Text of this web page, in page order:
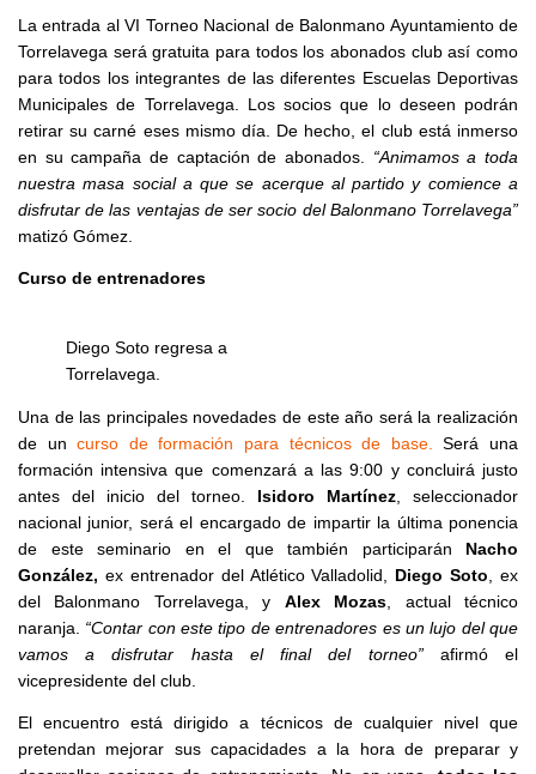
La entrada al VI Torneo Nacional de Balonmano Ayuntamiento de
Torrelavega será gratuita para todos los abonados club así como
para todos los integrantes de las diferentes Escuelas Deportivas
Municipales de Torrelavega. Los socios que lo deseen podrán
retirar su carné eses mismo día. De hecho, el club está inmerso
en su campaña de captación de abonados. “Animamos a toda
nuestra masa social a que se acerque al partido y comience a
disfrutar de las ventajas de ser socio del Balonmano Torrelavega”
matizó Gómez.
Curso de entrenadores
Diego Soto regresa a
Torrelavega.
Una de las principales novedades de este año será la realización
de uncurso de formación para técnicos de base.
Será una
formación intensiva que comenzará a las 9:00 y concluirá justo
antes del inicio del torneo. Isidoro Martínez , seleccionador
nacional junior, será el encargado de impartir la última ponencia
de este seminario en el que también participarán Nacho
González, ex entrenador del Atlético Valladolid, Diego Soto , ex
del Balonmano Torrelavega, y Alex Mozas , actual técnico
naranja. “Contar con este tipo de entrenadores es un lujo del que
vamos a disfrutar hasta el final del torneo” afirmó el
vicepresidente del club.
El encuentro está dirigido a técnicos de cualquier nivel que
pretendan mejorar sus capacidades a la hora de preparar y